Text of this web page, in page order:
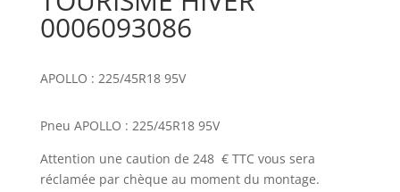
0006093086
APOLLO : 225/45R18 95V
Pneu APOLLO : 225/45R18 95V
Attention une caution de 248 € TTC vous sera
réclamée par chèque au moment du montage.